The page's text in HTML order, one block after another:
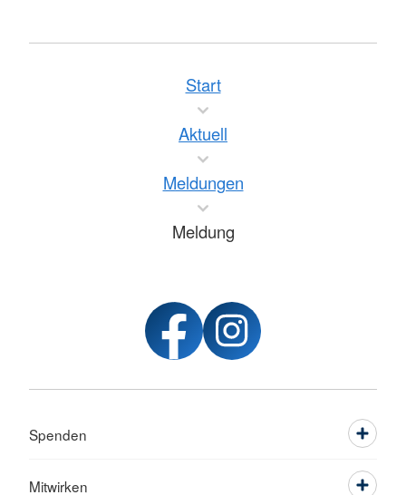
Start
Aktuell
Meldungen
Meldung
Spenden
Mitwirken